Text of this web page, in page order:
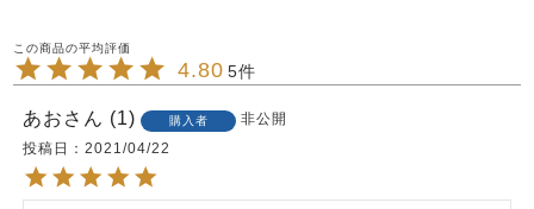
4.80 5
あお 1 購入者
非公開
投稿日
2021/04/22